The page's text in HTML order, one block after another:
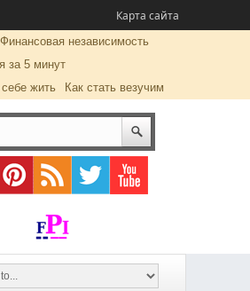
Карта сайта
Финансовая независимость
за 5 минут
жить
Как стать везучим